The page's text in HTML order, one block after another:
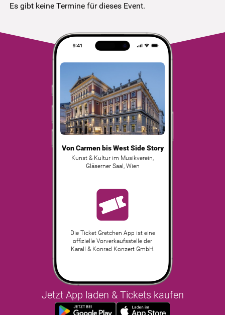
Es gibt keine Termine für dieses Event.
Von Carmen bis West Side Story
Kunst & Kultur im Musikverein,
Gläserner Saal , Wien
Die Ticket Gretchen App ist eine
offizielle Vorverkaufsstelle der
Karall & Konrad Konzert GmbH.
Jetzt App laden & Tickets kaufen